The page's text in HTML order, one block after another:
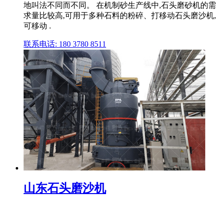
地叫法不同而不同。 在机制砂生产线中,石头磨砂机的需
求量比较高,可用于多种石料的粉碎、打移动石头磨沙机,
可移动 .
联系电话: 180 3780 8511
山东石头磨沙机